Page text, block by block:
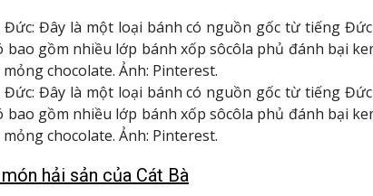
Đức: Đây là một loại bánh có nguồn gốc từ tiếng
bao gồm nhiều lớp bánh xốp sôcôla phủ đánh bại
chocolate. Ảnh: Pinterest.
Đức: Đây là một loại bánh có nguồn gốc từ tiếng
bao gồm nhiều lớp bánh xốp sôcôla phủ đánh bại
chocolate. Ảnh: Pinterest.
hải sản của Cát Bà